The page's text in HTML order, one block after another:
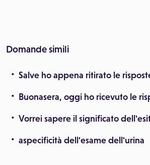
Domande simili
Salve ho appena ritirato le
Buonasera, oggi ho ricevuto le
Vorrei sapere il significato
aspecificità dell'esame dell'urina